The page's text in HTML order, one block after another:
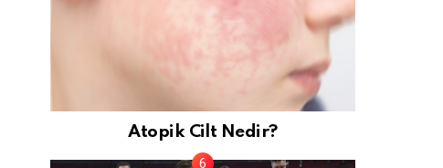
Atopik Cilt Nedir?